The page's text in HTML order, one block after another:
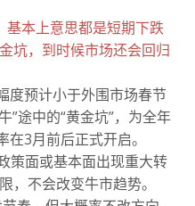
基本上意思都是短期下跌
坑，到时候市场还会回归
度预计小于外围市场春节
”途中的“黄金坑”，为全年
在3月前后正式开启。
策面或基本面出现重大转
，不会改变牛市趋势。